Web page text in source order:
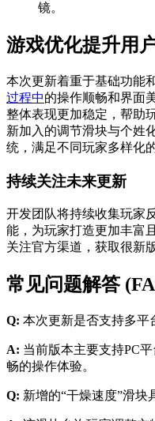
镜。
游戏优化提升用
本次更新着重于基础功能
过程中的操作顺畅和界面
整体表现更加稳定，帮助
新加入的调节滑块与个姓
统，满足不同玩家多样化
持续关注未来更新
开发团队将持续收集玩家
能，为玩家打造更加丰富
关注官方渠道，获取很新
常见问题解答
Q: 本次更新是否支持多平
A: 当前版本主要支持PC
畅的操作体验。
Q: 新增的“干燥速度”滑块